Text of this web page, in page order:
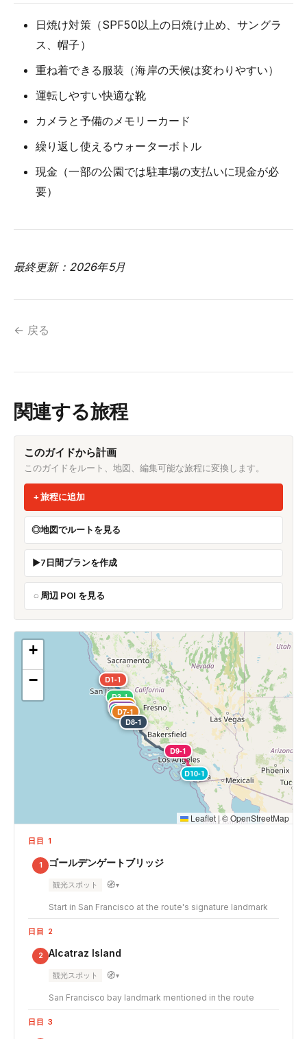
日焼け対策（SPF50以上の日焼け止め、サングラ
ス、帽子）
重ね着できる服装（海岸の天候は変わりやすい）
運転しやすい快適な靴
カメラと予備のメモリーカード
繰り返し使えるウォーターボトル
現金（一部の公園では駐車場の支払いに現金が必
要）
最終更新：2026年5月
← 戻る
関連する旅程
このガイドから計画
このガイドをルート、地図、編集可能な旅程に変換します。
旅程に追加
地図でルートを見る
7日間プランを作成
周辺 POI を見る
D1-1
D2-1
D3-1
D4-1
D5-1
D6-1
D7-1
D8-1
D9-1
D10-1
+
−
Leaflet |©OpenStreetMap
日目 1
1 ゴールデンゲートブリッジ
観光スポット 🧭▾
Start in San Francisco at the route's signature landmark
日目 2
2 Alcatraz Island
観光スポット 🧭▾
San Francisco bay landmark mentioned in the route
日目 3